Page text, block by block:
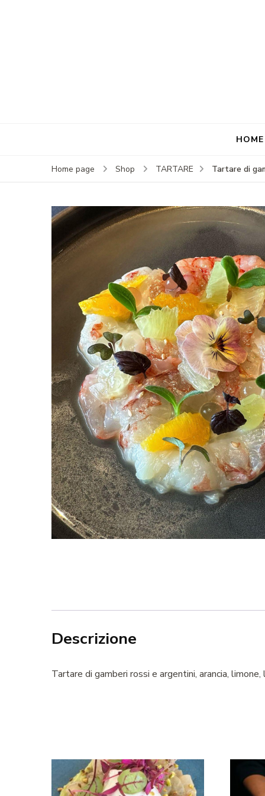
HOME
Home page Shop TARTARE Tartare di
Descrizione
Tartare di gamberi rossi e argentini, arancia,